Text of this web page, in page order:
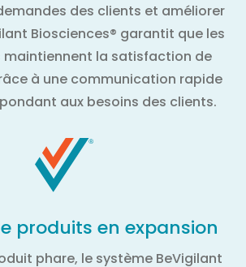
des clients et améliorer
Biosciences® garantit que les
maintiennent la satisfaction de
à une communication rapide
aux besoins des clients.
produits en expansion
phare, le système BeVigilant